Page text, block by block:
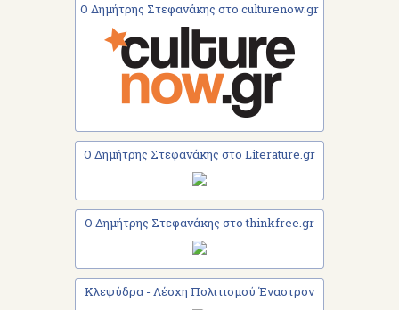
Ο Δημήτρης Στεφανάκης στο culturenow.gr
Ο Δημήτρης Στεφανάκης στο Literature.gr
Ο Δημήτρης Στεφανάκης στο thinkfree.gr
Κλεψύδρα - Λέσχη Πολιτισμού Έναστρον